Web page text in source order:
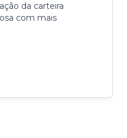
da carteira
com mais